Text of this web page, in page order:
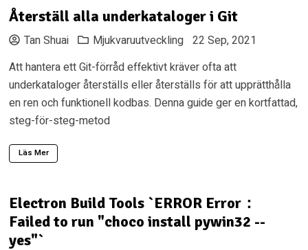
Återställ alla underkataloger i Git
Tan Shuai Mjukvaruutveckling 22 Sep, 2021
Att hantera ett Git-förråd effektivt kräver ofta att
underkataloger återställs eller återställs för att upprätthålla
en ren och funktionell kodbas. Denna guide ger en kortfattad,
steg-för-steg-metod
Läs Mer
Electron Build Tools `ERROR Error：
Failed to run "choco install pywin32 --
yes"`